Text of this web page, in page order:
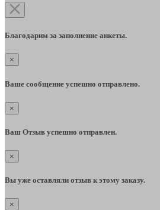
Благодарим за заполнение анкеты.
×
Ваше сообщение успешно отправлено.
×
Ваш Отзыв успешно отправлен.
×
Вы уже оставляли отзыв к этому заказу.
×